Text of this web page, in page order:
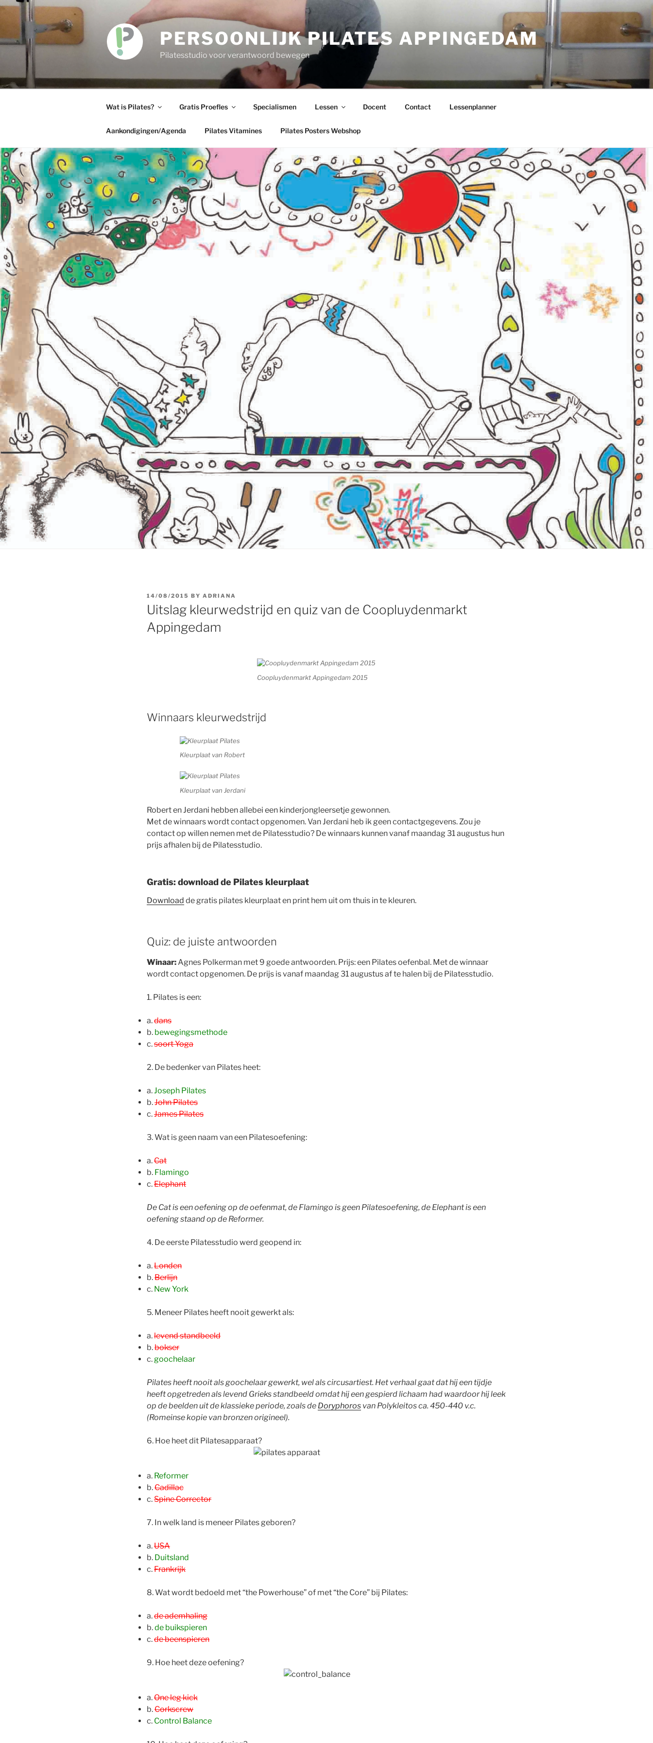
Skip
content
PERSOONLIJK PILATES APPINGEDAM
Pilatesstudio voor verantwoord bewegen
Wat is Pilates? Gratis Proefles Specialismen Lessen Docent Contact Lessenplanner
Aankondigingen/Agenda Pilates Vitamines Pilates Posters Webshop
POSTED
ON
14/08/2015 BY ADRIANA
Uitslag kleurwedstrijd en quiz van de Coopluydenmarkt
Appingedam
Coopluydenmarkt Appingedam 2015
Winnaars kleurwedstrijd
Kleurplaat van Robert
Kleurplaat van Jerdani
Robert en Jerdani hebben allebei een kinderjongleersetje gewonnen.
Met de winnaars wordt contact opgenomen. Van Jerdani heb ik geen contactgegevens. Zou je
contact op willen nemen met de Pilatesstudio? De winnaars kunnen vanaf maandag 31 augustus hun
prijs afhalen bij de Pilatesstudio.
Gratis: download de Pilates kleurplaat
Download de gratis pilates kleurplaat en print hem uit om thuis in te kleuren.
Quiz: de juiste antwoorden
Winaar:Agnes Polkerman met 9 goede antwoorden. Prijs: een Pilates oefenbal. Met de winnaar
wordt contact opgenomen. De prijs is vanaf maandag 31 augustus af te halen bij de Pilatesstudio.
1. Pilates is een:
a.dans
b. bewegingsmethode
c.soort Yoga
2. De bedenker van Pilates heet:
a.Joseph Pilates
b.John Pilates
c.James Pilates
3. Wat is geen naam van een Pilatesoefening:
a.Cat
b. Flamingo
c.Elephant
De Cat is een oefening op de oefenmat, de Flamingo is geen Pilatesoefening, de Elephant is een
oefening staand op de Reformer.
4. De eerste Pilatesstudio werd geopend in:
a.Londen
b.Berlijn
c. New York
5. Meneer Pilates heeft nooit gewerkt als:
a.levend standbeeld
b.bokser
c.goochelaar
Pilates heeft nooit als goochelaar gewerkt, wel als circusartiest. Het verhaal gaat dat hij een tijdje
heeft opgetreden als levend Grieks standbeeld omdat hij een gespierd lichaam had waardoor hij leek
op de beelden uit de klassieke periode, zoals de Doryphoros van Polykleitos ca. 450-440 v.c.
(Romeinse kopie van bronzen origineel).
6. Hoe heet dit Pilatesapparaat?
a. Reformer
b.Cadillac
c.Spine Corrector
7. In welk land is meneer Pilates geboren?
a.USA
b. Duitsland
c.Frankrijk
8. Wat wordt bedoeld met “the Powerhouse” of met “the Core” bij Pilates:
a.de ademhaling
b.de buikspieren
c.de beenspieren
9. Hoe heet deze oefening?
a.One leg kick
b.Corkscrew
c. Control Balance